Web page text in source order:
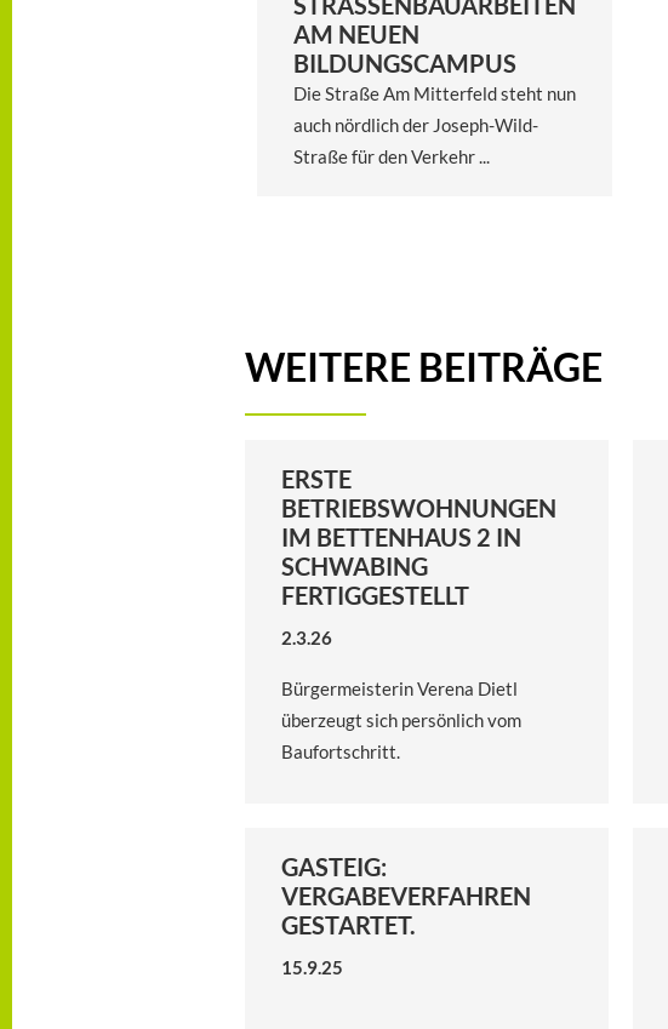
M NEUEN B
ILDUNGSCAMPUS
Die Straße Am Mitterfeld steht nun
auch nördlich der Joseph-Wild-
Straße für den Verkehr ...
WEITERE BEITRÄGE
ERSTE
BETRIEBSWOHNUNGEN
IM BETTENHAUS 2 IN
SCHWABING
FERTIGGESTELLT
2.3.26
Bürgermeisterin Verena Dietl
überzeugt sich persönlich vom
Baufortschritt.
GASTEIG:
VERGABEVERFAHREN
GESTARTET.
15.9.25